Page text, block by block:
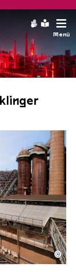
Menü
in Rot
Hütte mit
Hütte | Karl
©